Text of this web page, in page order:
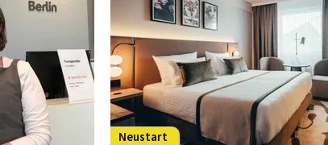
Ladeinfrastruktur auszustatten.
Neustart